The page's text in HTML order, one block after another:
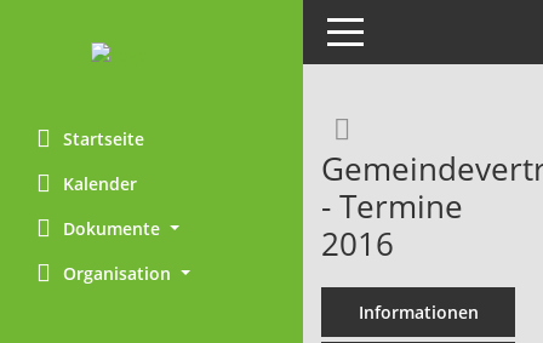
Startseite
Kalender
Dokumente
Organisation
Toggle navigation
- Termine
2016
Informationen